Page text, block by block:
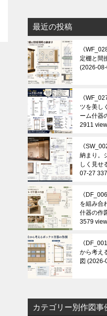
最近の投稿
《
定棚と間
2026-
《
ツを美し
ーム什器
2911 view
《
納まり。
しく見せ
07-27
《
を組み合
什器の作
3579 view
《
から考え
図
2026-
カテゴリー別作図事